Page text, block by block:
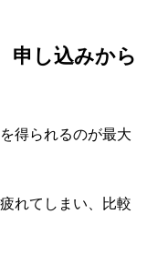
申し込みから
得られるのが最大
れてしまい、比較